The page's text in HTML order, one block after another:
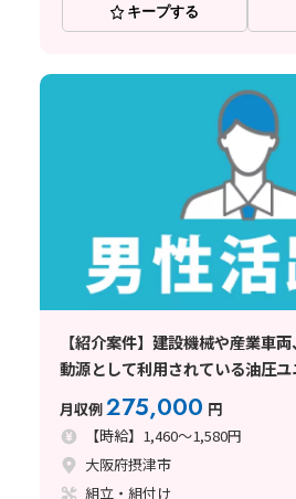
キープする
【紹介案件】建設機械や産業車
動源として利用されている油圧
月収例275,000 円
【時給】1,460～1,580円
大阪府摂津市
組立・組付け